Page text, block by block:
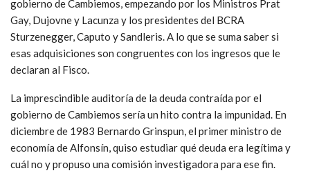
gobierno de Cambiemos, empezando por los Ministros Prat
Gay, Dujovne y Lacunza y los presidentes del BCRA
Sturzenegger, Caputo y Sandleris. A lo que se suma saber si
esas adquisiciones son congruentes con los ingresos que le
declaran al Fisco.
La imprescindible auditoría de la deuda contraída por el
gobierno de Cambiemos sería un hito contra la impunidad. En
diciembre de 1983 Bernardo Grinspun, el primer ministro de
economía de Alfonsín, quiso estudiar qué deuda era legítima y
cuál no y propuso una comisión investigadora para ese fin.